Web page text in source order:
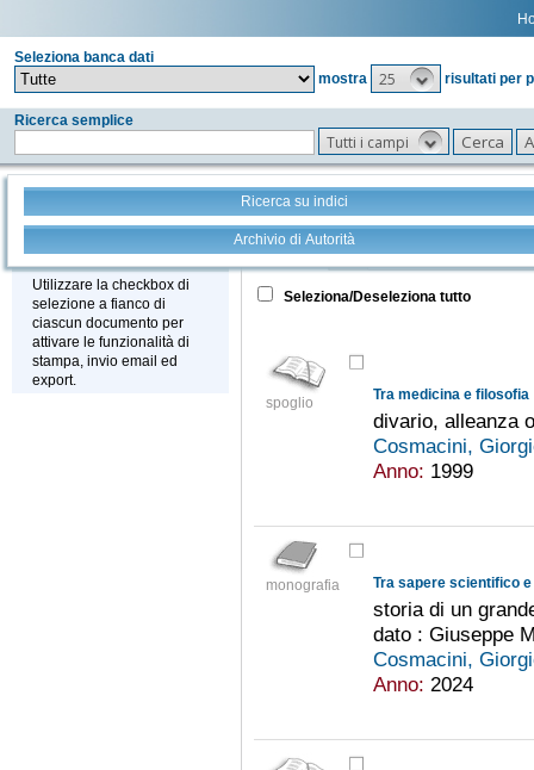
Seleziona banca dati
mostra
25 risultati per
Ricerca semplice
Tutti i campi
Ricerca su indici
Archivio di Autorità
Stampa - Email - Export
Utilizzare la checkbox di
selezione a fianco di
ciascun documento per
attivare le funzionalità di
stampa, invio email ed
export.
Tutto +
Seleziona/Deseleziona tutto
spoglio Tra medicina e filosofia
divario, alleanza
Cosmacini,
Anno: 1999
monografia Tra sapere scientifico
storia di un
dato : Giuseppe
Cosmacini,
Anno: 2024